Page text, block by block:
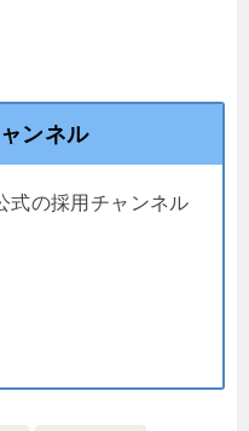
ンネル
式の採用チャンネル